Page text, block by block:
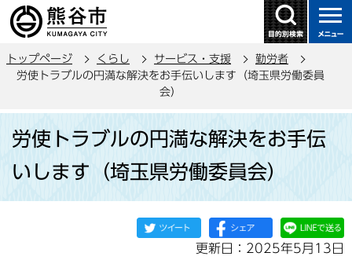
の
トップページ くらし サービス・支援
勤労者
労使トラブルの円満な解決をお手伝いします（埼玉県労働委員
会）
か
労使トラブルの円満な解決をお手伝
いします（埼玉県労働委員会）
更新日：2025年5月13日